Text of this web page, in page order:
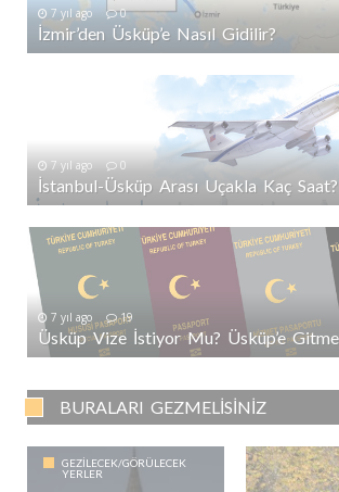
7 yıl ago 0
İzmir’den Üsküp’e Nasıl Gidilir?
7 yıl ago 0
İstanbul-Üsküp Arası Uçakla Kaç Saat?
7 yıl ago 19
BURALARI GEZMELISINIZ
GEZILECEK/GÖRÜLECEK
YERLER